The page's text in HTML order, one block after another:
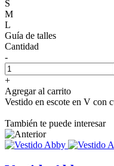
S
M
L
Guía de talles
Cantidad
-
+
Agregar al carrito
Vestido en escote en V con
También te puede interesar